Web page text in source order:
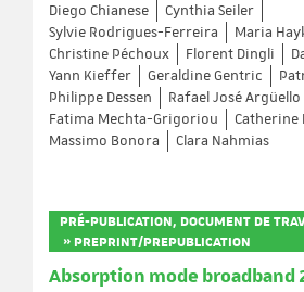
Diego Chianese
Cynthia Seiler
Sylvie Rodrigues-Ferreira
Maria
Christine Péchoux
Florent Dingli
Yann Kieffer
Geraldine Gentric
Philippe Dessen
Rafael José Argüello
Fatima Mechta-Grigoriou
Catherine
Massimo Bonora
Clara Nahmias
PRÉ-PUBLICATION, DOCUMENT DE
» PREPRINT/PREPUBLICATION
Absorption mode broadband